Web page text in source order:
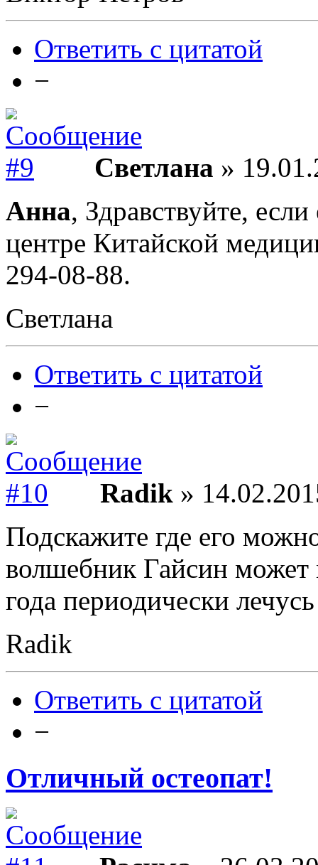
Ответить с цитатой
−
Светлана »
Анна, Здравствуйте,
центре Китайской
294-08-88.
Светлана
Ответить с цитатой
−
Radik »
Подскажите где его
волшебник Гайсин может
года периодически
Radik
Ответить с цитатой
−
Отличный остеопат!